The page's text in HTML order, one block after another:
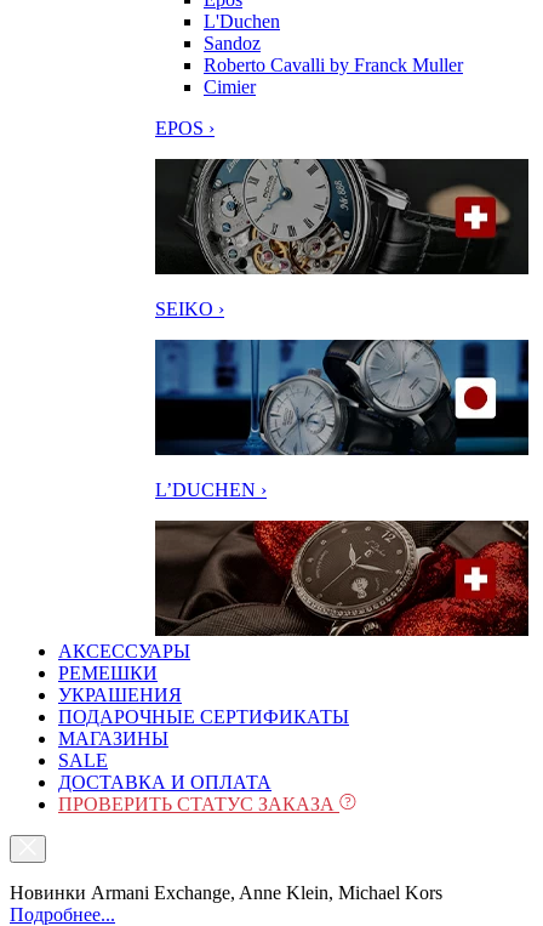
L'Duchen
Sandoz
Roberto Cavalli by Franck Muller
Cimier
EPOS ›
SEIKO ›
L’DUCHEN ›
АКСЕССУАРЫ
РЕМЕШКИ
УКРАШЕНИЯ
ПОДАРОЧНЫЕ СЕРТИФИКАТЫ
МАГАЗИНЫ
SALE
ДОСТАВКА И ОПЛАТА
ПРОВЕРИТЬ СТАТУС ЗАКАЗА
Новинки Armani Exchange, Anne Klein, Michael Kors
Подробнее...